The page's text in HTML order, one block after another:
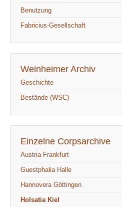
Benutzung
Fabricius-Gesellschaft
Weinheimer Archiv
Geschichte
Bestände (WSC)
Einzelne Corpsarchive
Austria Frankfurt
Guestphalia Halle
Hannovera Göttingen
Holsatia Kiel